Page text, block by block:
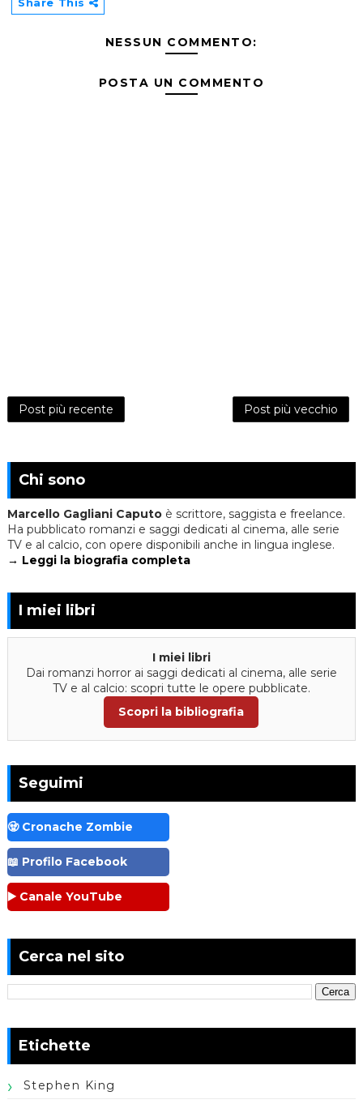
NESSUN COMMENTO:
POSTA UN COMMENTO
Post più recente Post più vecchio
Chi sono
Marcello Gagliani Caputoè scrittore, saggista e freelance.
Ha pubblicato romanzi e saggi dedicati al cinema, alle serie
TV e al calcio, con opere disponibili anche in lingua inglese.
→ Leggi la biografia completa
I miei libri
I miei libri
Dai romanzi horror ai saggi dedicati al cinema, alle serie
TV e al calcio: scopri tutte le opere pubblicate.
Scopri la bibliografia
Seguimi
🧟 Cronache Zombie
📖 Profilo Facebook
▶️ Canale YouTube
Cerca nel sito
Etichette
Stephen King